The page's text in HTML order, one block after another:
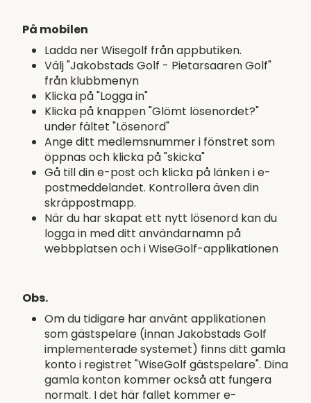
På mobilen
Ladda ner Wisegolf från appbutiken.
Välj "Jakobstads Golf - Pietarsaaren Golf"
från klubbmenyn
Klicka på "Logga in"
Klicka på knappen "Glömt lösenordet?"
under fältet "Lösenord"
Ange ditt medlemsnummer i fönstret som
öppnas och klicka på "skicka"
Gå till din e-post och klicka på länken i e-
postmeddelandet. Kontrollera även din
skräppostmapp.
När du har skapat ett nytt lösenord kan du
logga in med ditt användarnamn på
webbplatsen och i WiseGolf-applikationen
Obs.
Om du tidigare har använt applikationen
som gästspelare (innan Jakobstads Golf
implementerade systemet) finns ditt gamla
konto i registret "WiseGolf gästspelare". Dina
gamla konton kommer också att fungera
normalt. I det här fallet kommer e-